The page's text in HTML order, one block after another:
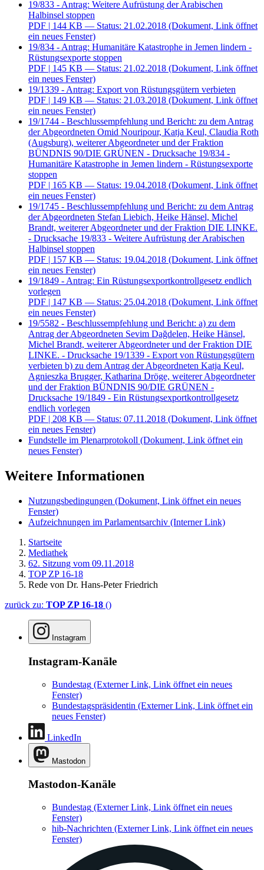
19/833 - Antrag: Weitere Aufrüstung der Arabischen
Halbinsel stoppen
PDF | 144 KB — Status: 21.02.2018 (Dokument, Link öffnet
ein neues Fenster)
19/834 - Antrag: Humanitäre Katastrophe in Jemen lindern -
Rüstungsexporte stoppen
PDF | 145 KB — Status: 21.02.2018 (Dokument, Link öffnet
ein neues Fenster)
19/1339 - Antrag: Export von Rüstungsgütern verbieten
PDF | 149 KB — Status: 21.03.2018 (Dokument, Link öffnet
ein neues Fenster)
19/1744 - Beschlussempfehlung und Bericht: zu dem Antrag
der Abgeordneten Omid Nouripour, Katja Keul, Claudia Roth
(Augsburg), weiterer Abgeordneter und der Fraktion
BÜNDNIS 90/DIE GRÜNEN - Drucksache 19/834 -
Humanitäre Katastrophe in Jemen lindern - Rüstungsexporte
stoppen
PDF | 165 KB — Status: 19.04.2018 (Dokument, Link öffnet
ein neues Fenster)
19/1745 - Beschlussempfehlung und Bericht: zu dem Antrag
der Abgeordneten Stefan Liebich, Heike Hänsel, Michel
Brandt, weiterer Abgeordneter und der Fraktion DIE LINKE.
- Drucksache 19/833 - Weitere Aufrüstung der Arabischen
Halbinsel stoppen
PDF | 157 KB — Status: 19.04.2018 (Dokument, Link öffnet
ein neues Fenster)
19/1849 - Antrag: Ein Rüstungsexportkontrollgesetz endlich
vorlegen
PDF | 147 KB — Status: 25.04.2018 (Dokument, Link öffnet
ein neues Fenster)
19/5582 - Beschlussempfehlung und Bericht: a) zu dem
Antrag der Abgeordneten Sevim Dağdelen, Heike Hänsel,
Michel Brandt, weiterer Abgeordneter und der Fraktion DIE
LINKE. - Drucksache 19/1339 - Export von Rüstungsgütern
verbieten b) zu dem Antrag der Abgeordneten Katja Keul,
Agnieszka Brugger, Katharina Dröge, weiterer Abgeordneter
und der Fraktion BÜNDNIS 90/DIE GRÜNEN -
Drucksache 19/1849 - Ein Rüstungsexportkontrollgesetz
endlich vorlegen
PDF | 208 KB — Status: 07.11.2018 (Dokument, Link öffnet
ein neues Fenster)
Fundstelle im Plenarprotokoll (Dokument, Link öffnet ein
neues Fenster)
Weitere Informationen
Nutzungsbedingungen (Dokument, Link öffnet ein neues
Fenster)
Aufzeichnungen im Parlamentsarchiv (Interner Link)
Startseite
Mediathek
62. Sitzung vom 09.11.2018
TOP ZP 16-18
Rede von Dr. Hans-Peter Friedrich
zurück zu: TOP ZP 16-18 ()
Instagram
Instagram-Kanäle
Bundestag (Externer Link, Link öffnet ein neues
Fenster)
Bundestagspräsidentin (Externer Link, Link öffnet ein
neues Fenster)
LinkedIn
Mastodon
Mastodon-Kanäle
Bundestag (Externer Link, Link öffnet ein neues
Fenster)
hib-Nachrichten (Externer Link, Link öffnet ein neues
Fenster)